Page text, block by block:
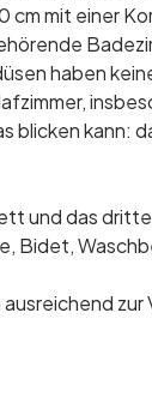
cm mit einer
haben
blicken kann:
und das
Bidet,
zur